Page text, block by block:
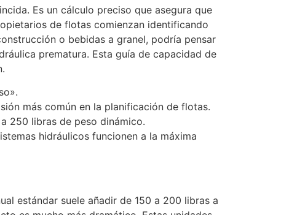
Es un cálculo preciso que asegura que
de flotas comienzan identificando
o bebidas a granel, podría pensar
prematura. Esta guía de capacidad de
más común en la planificación de flotas.
250 libras de peso dinámico.
hidráulicos funcionen a la máxima
estándar suele añadir de 150 a 200 libras a